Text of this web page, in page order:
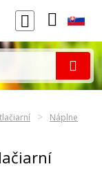
Náplne